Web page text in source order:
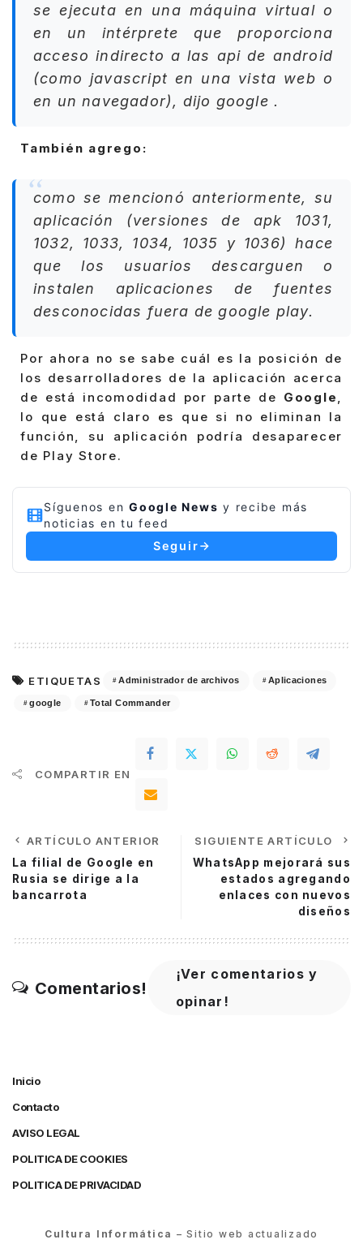
se ejecuta en una máquina virtual o
en un intérprete que proporciona
acceso indirecto a las api de android
(como javascript en una vista web o
en un navegador), dijo google .
También agrego:
como se mencionó anteriormente, su
aplicación (versiones de apk 1031,
1032, 1033, 1034, 1035 y 1036) hace
que los usuarios descarguen o
instalen aplicaciones de fuentes
desconocidas fuera de google play.
Por ahora no se sabe cuál es la posición de
los desarrolladores de la aplicación acerca
de está incomodidad por parte de Google,
lo que está claro es que si no eliminan la
función, su aplicación podría desaparecer
de Play Store.
Síguenos en Google News y recibe más
noticias en tu feed
Seguir
ETIQUETAS Administrador de archivos Aplicaciones
google Total Commander
COMPARTIR EN
ARTÍCULO ANTERIOR
La filial de Google en
Rusia se dirige a la
bancarrota
SIGUIENTE ARTÍCULO
WhatsApp mejorará sus
estados agregando
enlaces con nuevos
diseños
Comentarios!
¡Ver comentarios y
opinar!
Inicio
Contacto
AVISO LEGAL
POLITICA DE COOKIES
POLITICA DE PRIVACIDAD
Cultura Informática – Sitio web actualizado